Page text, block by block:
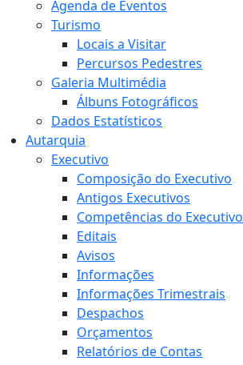
Agenda de Eventos
Turismo
Locais a Visitar
Percursos Pedestres
Galeria Multimédia
Álbuns Fotográficos
Dados Estatísticos
Autarquia
Executivo
Composição do Executivo
Antigos Executivos
Competências do Executivo
Editais
Avisos
Informações
Informações Trimestrais
Despachos
Orçamentos
Relatórios de Contas